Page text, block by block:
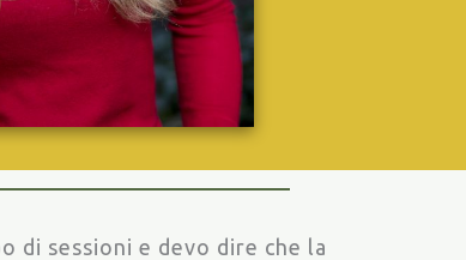
di sessioni e devo dire che la